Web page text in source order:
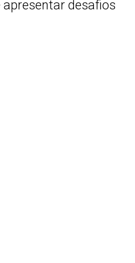
desafios